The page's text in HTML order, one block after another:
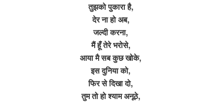
तुझको पुकारा है,
देर ना हो अब,
जल्दी करना,
मैं हूँ तेरे भरोसे,
आया मै सब कुछ खोके,
इस दुनिया को,
फिर से दिखा दो,
तुम तो हो श्याम अनूठे,